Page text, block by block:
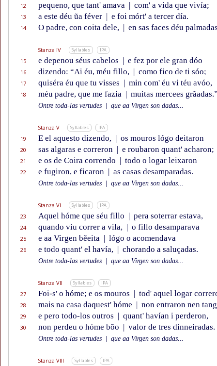
12 pequeno, que tant' amava | com' a vida que vivía;
13 a este déu ũa féver | e foi mórt' a tercer día.
14 O padre, con coita dele, | en sas faces déu
Stanza IV Syllables IPA
15 e depenou séus cabelos | e fez por ele gran dóo
16 dizendo: “Ai éu, méu fillo, | como fico de ti sóo;
17 quiséra éu que tu visses | min com' éu vi téu avóo,
18 méu padre, que me fazía | muitas mercees
Ontre toda-las vertudes que aa Virgen son dadas...
Stanza V Syllables IPA
19 E el aquesto dizendo, | os mouros lógo deitaron
20 sas algaras e correron | e roubaron quant' acharon;
21 e os de Coira correndo | todo o logar leixaron
22 e fugiron, e ficaron | as casas desamparadas.
Ontre toda-las vertudes que aa Virgen son dadas...
Stanza VI Syllables IPA
23 Aquel hóme que séu fillo | pera soterrar estava,
24 quando viu correr a vila, | o fillo desamparava
25 e aa Virgen bẽeita | lógo o acomendava
26 e todo quant' el havía, | chorando a saluçadas.
Ontre toda-las vertudes que aa Virgen son dadas...
Stanza VII Syllables IPA
27 Foi-s' o hóme; e os mouros | tod' aquel logar
28 mais na casa daquest' hóme | non entraron nen
29 e pero todo-los outros | quant' havían i perderon,
30 non perdeu o hóme bõo | valor de tres dinneiradas.
Ontre toda-las vertudes que aa Virgen son dadas...
Stanza VIII Syllables IPA